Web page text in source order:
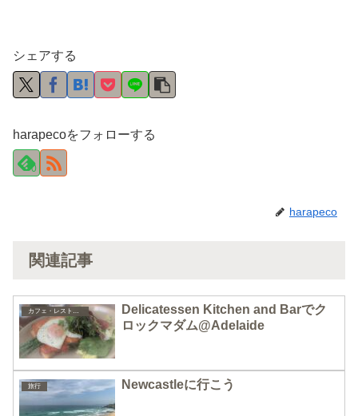
シェアする
harapecoをフォローする
0
harapeco
関連記事
カフェ・レストラン
Delicatessen Kitchen and Barでク
ロックマダム@Adelaide
旅行 Newcastleに行こう